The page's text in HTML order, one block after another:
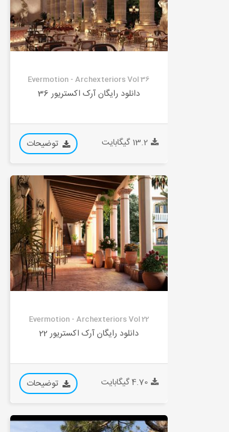
Evermotion - Archexteriors Vol 36
دانلود رایگان آرک اکستریور 36
13.2 گیگابایت توضیحات
Evermotion - Archexteriors Vol 22
دانلود رایگان آرک اکستریور 22
4.70 گیگابایت توضیحات